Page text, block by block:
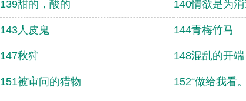
139甜的，酸的 140情欲是为消
143人皮鬼 144青梅竹马
147秋狩 148混乱的开端
151被审问的猎物 152“做给我看